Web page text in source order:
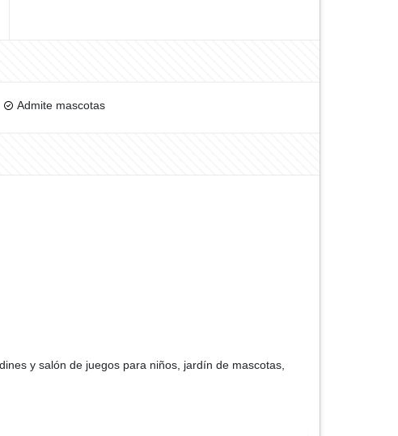
Admite mascotas
y salón de juegos para niños, jardín de mascotas,